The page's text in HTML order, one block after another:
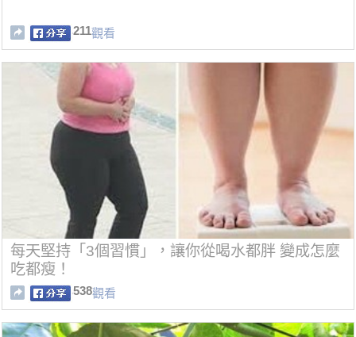
211觀看
每天堅持「3個習慣」，讓你從喝水都胖 變成怎麼
吃都瘦！
538觀看